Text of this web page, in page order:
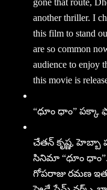
gone that route,
another thriller. I
this film to stand
are so common
audience to enjoy
this movie is
“ధూం ధాం” పక్కా
చేతన్ కృష్ణ, హెబ్బా
సినిమా “ధూం
గోపరాజు రమణ